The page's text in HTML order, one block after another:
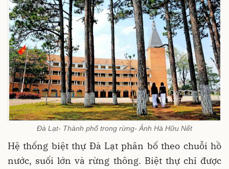
Đà Lạt- Thành phố trong rừng- Ảnh Hà Hữu Nết
Hệ thống biệt thự Đà Lạt phân bố theo chuỗi hồ
nước, suối lớn và rừng thông. Biệt thự chỉ được